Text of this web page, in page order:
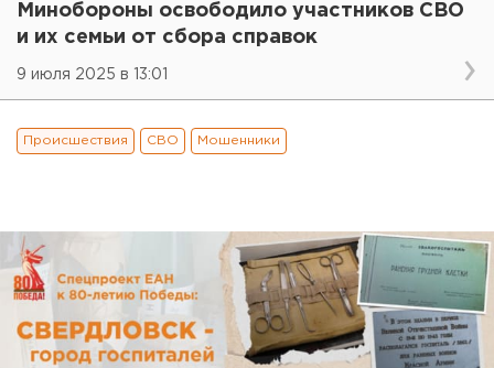
Минобороны освободило участников СВО
и их семьи от сбора справок
9 июля 2025 в 13:01
Происшествия СВО Мошенники